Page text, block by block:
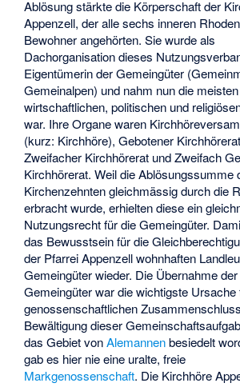
Ablösung stärkte die Körperschaft der
Appenzell, der alle sechs inneren
Bewohner angehörten. Sie wurde als
Dachorganisation dieses
Eigentümerin der Gemeingüter
Gemeinalpen) und nahm nun die meisten
wirtschaftlichen, politischen und
war. Ihre Organe waren
(kurz: Kirchhöre), Gebotener
Zweifacher Kirchhörerat und Zweifach
Kirchhörerat. Weil die Ablösungssumme
Kirchenzehnten gleichmässig durch die
erbracht wurde, erhielten diese ein
Nutzungsrecht für die Gemeingüter.
das Bewusstsein für die
der Pfarrei Appenzell wohnhaften
Gemeingüter wieder. Die Übernahme der
Gemeingüter war die wichtigste Ursache
genossenschaftlichen
Bewältigung dieser
das Gebiet vonAlemannenbesiedelt
gab es hier nie eine uralte, freie
Markgenossenschaft. Die Kirchhöre